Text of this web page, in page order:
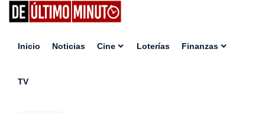
Inicio Noticias Cine Loterías Finanzas
TV